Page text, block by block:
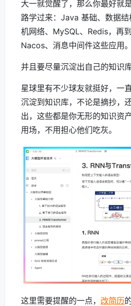
大一就觉醒了，那么你最好就
路学过来：Java 基础、数据
机网络、MySQL、Redis，再
Nacos、消息中间件这些应用。
并且要尽量沉淀出自己的知识库
星球里有不少球友就挺好，一
沉淀到知识库，不论是摘抄，
出，这些都是你无形的知识资
用场，不用担心他们吃灰。
这里需要提醒的一点， 改简历